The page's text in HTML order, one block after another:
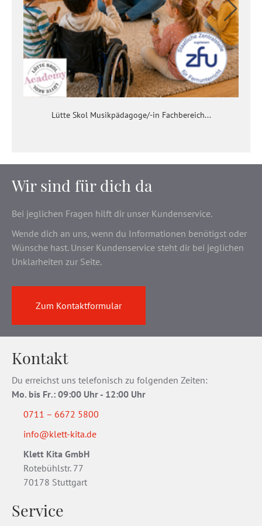
Lütte Skol Musikpädagoge/-in Fachbereich...
Wir sind für dich da
Bei jeglichen Fragen hilft dir unser Kundenservice.
Wende dich an uns, wenn du Informationen benötigst oder
Wünsche hast. Unser Kundenservice steht dir bei jeglichen
Unklarheiten zur Seite.
Zum Kontaktformular
Kontakt
Du erreichst uns telefonisch zu folgenden Zeiten:
Mo. bis Fr.: 09:00 Uhr - 12:00 Uhr
0711 – 6672 5800
info@klett-kita.de
Klett Kita GmbH
Rotebühlstr. 77
70178 Stuttgart
Service